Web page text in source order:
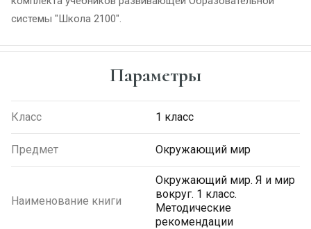
системы "Школа 2100".
Параметры
Класс 1 класс
Предмет Окружающий мир
Наименование книги
Окружающий мир. Я и мир
вокруг. 1 класс.
Методические
рекомендации